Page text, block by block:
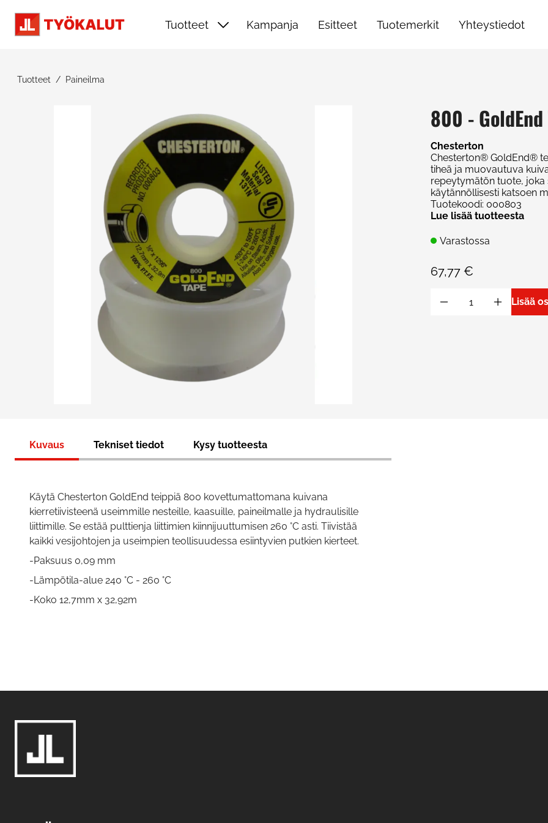
Tuotteet
Kampanja Esitteet Tuotemerkit Yhteystiedot
Tuotteet Paineilma
800 -
Chesterton
Chesterton® GoldEnd®
tiheä ja muovautuva
repeytymätön tuote, joka
käytännöllisesti katsoen
Tuotekoodi: 000803
Lue lisää tuotteesta
Varastossa
67,77 €
Lisää
Kuvaus Tekniset tiedot Kysy tuotteesta
Käytä Chesterton GoldEnd teippiä 800 kovettumattomana kuivana
kierretiivisteenä useimmille nesteille, kaasuille, paineilmalle ja hydraulisille
liittimille. Se estää pulttienja liittimien kiinnijuuttumisen 260 °C asti. Tiivistää
kaikki vesijohtojen ja useimpien teollisuudessa esiintyvien putkien kierteet.
-Paksuus 0,09 mm
-Lämpötila-alue 240 °C - 260 °C
-Koko 12,7mm x 32,92m